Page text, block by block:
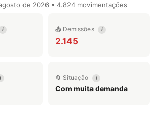
de 2026 • 4.824 movimentações
i 📤 Demissões i
2.145
i 🔄 Situação i
Com muita demanda